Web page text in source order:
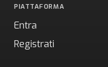
PIATTAFORMA
Entra
Registrati